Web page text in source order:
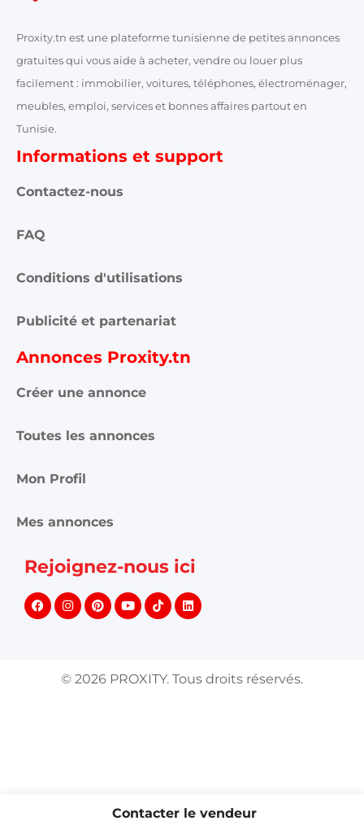
Contacter le vendeur
Proxity.tn est une plateforme tunisienne de petites annonces
gratuites qui vous aide à acheter, vendre ou louer plus
facilement : immobilier, voitures, téléphones, électroménager,
meubles, emploi, services et bonnes affaires partout en
Tunisie.
Informations et support
Contactez-nous
FAQ
Conditions d'utilisations
Publicité et partenariat
Annonces Proxity.tn
Créer une annonce
Toutes les annonces
Mon Profil
Mes annonces
Rejoignez-nous ici
© 2026 PROXITY. Tous droits réservés.